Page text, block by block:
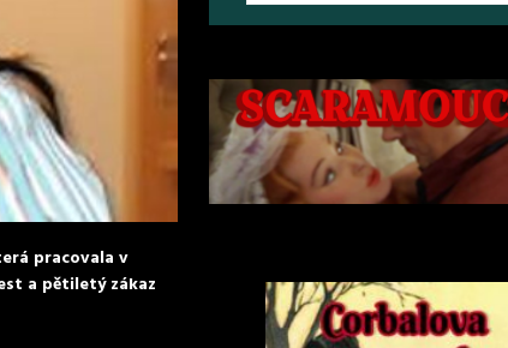
pracovala v
a pětiletý zákaz